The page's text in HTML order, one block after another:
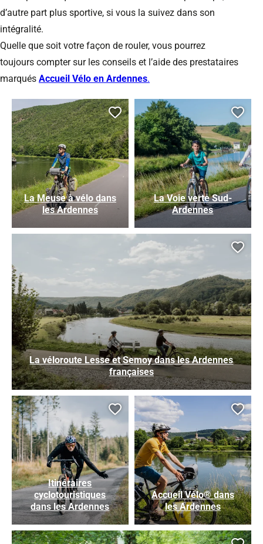
d’autre part plus sportive, si vous la suivez dans son
intégralité.
Quelle que soit votre façon de rouler, vous pourrez
toujours compter sur les conseils et l’aide des prestataires
marqués Accueil Vélo en Ardennes.
La Meuse à vélo dans
les Ardennes
Ajouter cette page au
La Voie verte Sud-
Ardennes
La véloroute Lesse et Semoy dans les Ardennes
françaises
Itinéraires
cyclotouristiques
dans les Ardennes
Ajouter cette page au
Accueil Vélo® dans
les Ardennes